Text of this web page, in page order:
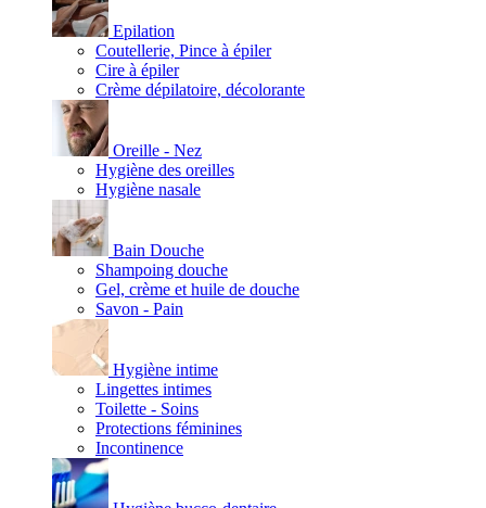
Epilation
Coutellerie, Pince à épiler
Cire à épiler
Crème dépilatoire, décolorante
Oreille - Nez
Hygiène des oreilles
Hygiène nasale
Bain Douche
Shampoing douche
Gel, crème et huile de douche
Savon - Pain
Hygiène intime
Lingettes intimes
Toilette - Soins
Protections féminines
Incontinence